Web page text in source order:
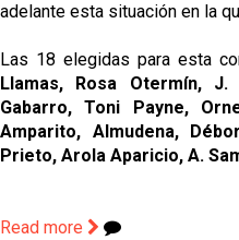
adelante esta situación en la
Las 18 elegidas para esta
Llamas, Rosa Otermín,
Gabarro, Toni Payne,
Amparito, Almudena,
Prieto, Arola Aparicio, A.
Read more